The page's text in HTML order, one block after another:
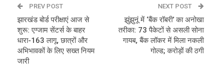
PREV POST
झारखंड बोर्ड परीक्षाएं आज से
शुरू: एग्जाम सेंटर्स के बाहर
धारा-163 लागू, छात्रों और
अभिभावकों के लिए सख्त नियम
जारी
NEXT POST
झुंझुनूं में ‘बैंक रॉबरी’ का अनोखा
तरीका: 73 पैकेटों से असली सोना
गायब, बैंक लॉकर में मिला नकली
गोल्ड; करोड़ों की ठगी